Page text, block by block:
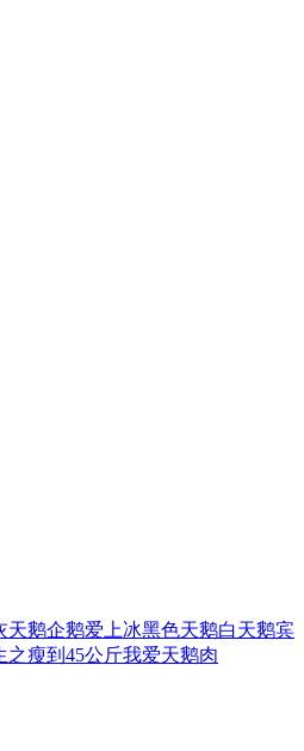
天鹅企鹅爱上冰黑色天鹅白天鹅宾
之瘦到45公斤我爱天鹅肉